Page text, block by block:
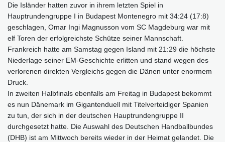
Die Isländer hatten zuvor in ihrem letzten Spiel in
Hauptrundengruppe I in Budapest Montenegro mit 34:24 (17:8)
geschlagen, Omar Ingi Magnusson vom SC Magdeburg war mit
elf Toren der erfolgreichste Schütze seiner Mannschaft.
Frankreich hatte am Samstag gegen Island mit 21:29 die höchste
Niederlage seiner EM-Geschichte erlitten und stand wegen des
verlorenen direkten Vergleichs gegen die Dänen unter enormem
Druck.
In zweiten Halbfinals ebenfalls am Freitag in Budapest bekommt
es nun Dänemark im Gigantenduell mit Titelverteidiger Spanien
zu tun, der sich in der deutschen Hauptrundengruppe II
durchgesetzt hatte. Die Auswahl des Deutschen Handballbundes
(DHB) ist am Mittwoch bereits wieder in der Heimat gelandet. Die